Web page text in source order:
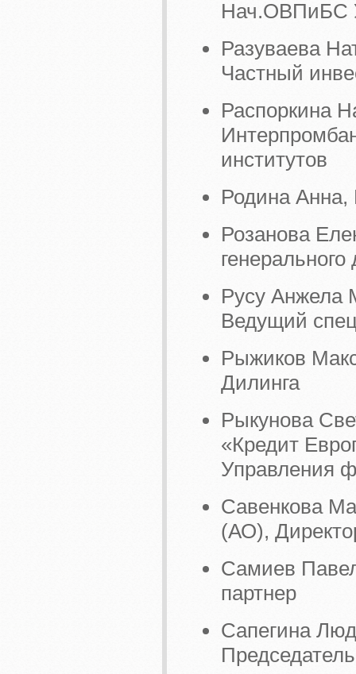
Нач.ОВПиБС
Разуваева
Частный
Распоркина
институтов
Родина
Розанова
генерального
Русу
Ведущий
Рыжиков
Дилинга
Рыкунова
«Кредит
Управления
Савенкова
(АО),
Самиев
партнер
Сапегина